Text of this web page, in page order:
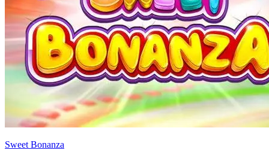
Sweet Bonanza